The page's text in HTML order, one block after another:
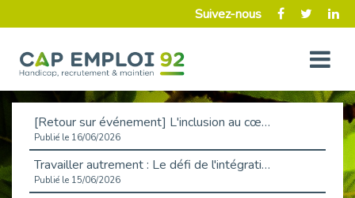
Suivez-nous
[Retour sur événement] L'inclusion au cœur de la Place de l'Emploi à La Défense !
Publié le 16/06/2026
Travailler autrement : Le défi de l'intégration des maladies chroniques en entreprise
Publié le 15/06/2026